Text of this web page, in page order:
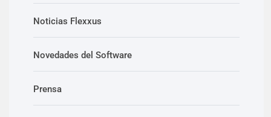
Noticias Flexxus
Novedades del Software
Prensa